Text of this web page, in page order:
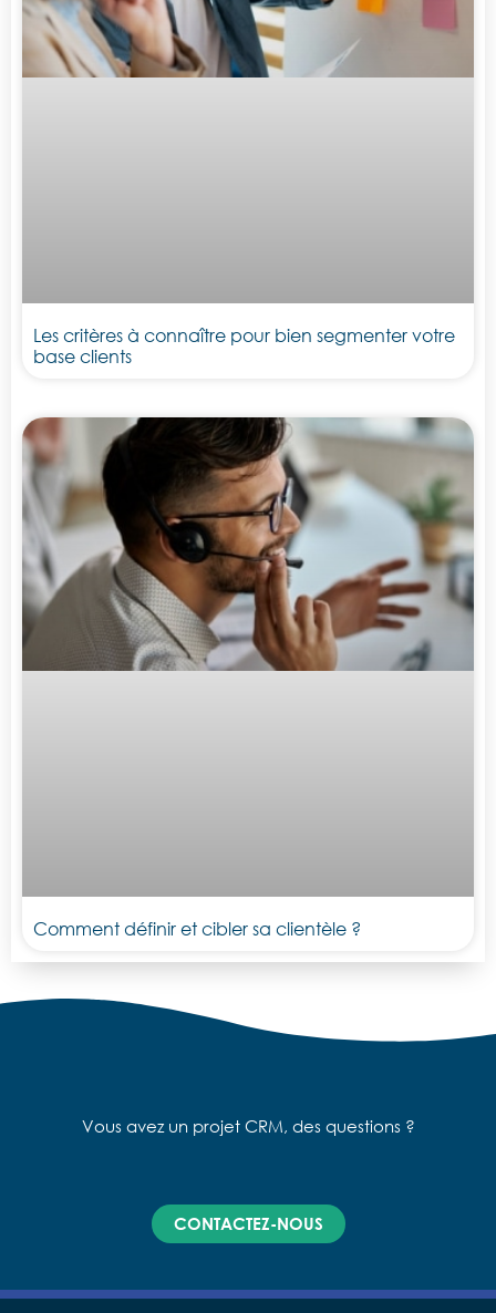
Les critères à connaître pour bien segmenter votre
base clients
Comment définir et cibler sa clientèle ?
Vous avez un projet CRM, des questions ?
CONTACTEZ-NOUS